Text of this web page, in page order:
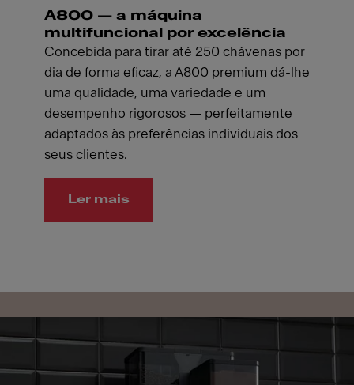
A800 — a máquina
multifuncional por excelência
Concebida para tirar até 250 chávenas por
dia de forma eficaz, a A800 premium dá-lhe
uma qualidade, uma variedade e um
desempenho rigorosos — perfeitamente
adaptados às preferências individuais dos
seus clientes.
Ler mais